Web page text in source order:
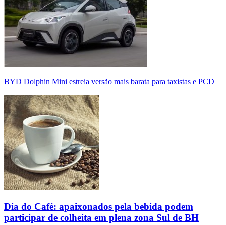
BYD Dolphin Mini estreia versão mais barata para taxistas e PCD
Dia do Café: apaixonados pela bebida podem
participar de colheita em plena zona Sul de BH